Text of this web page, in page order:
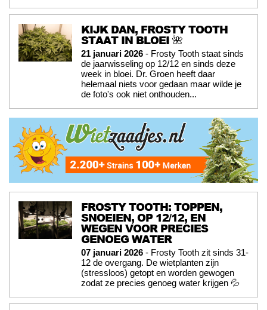
KIJK DAN, FROSTY TOOTH
STAAT IN BLOEI 🌺
21 januari 2026 - Frosty Tooth staat sinds
de jaarwisseling op 12/12 en sinds deze
week in bloei. Dr. Groen heeft daar
helemaal niets voor gedaan maar wilde je
de foto's ook niet onthouden...
FROSTY TOOTH: TOPPEN,
SNOEIEN, OP 12/12, EN
WEGEN VOOR PRECIES
GENOEG WATER
07 januari 2026 - Frosty Tooth zit sinds 31-
12 de overgang. De wietplanten zijn
(stressloos) getopt en worden gewogen
zodat ze precies genoeg water krijgen 💦